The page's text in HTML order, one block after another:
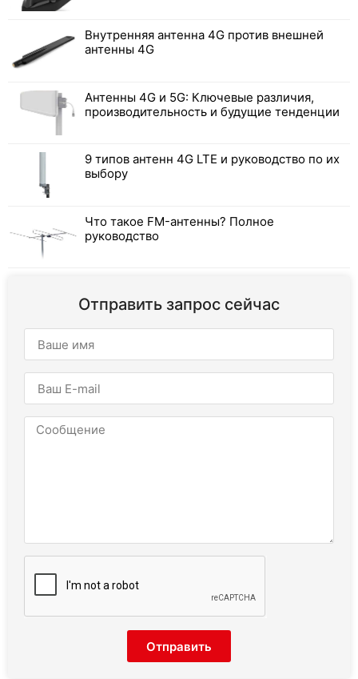
Внутренняя антенна 4G против внешней
антенны 4G
Антенны 4G и 5G: Ключевые различия,
производительность и будущие тенденции
9 типов антенн 4G LTE и руководство по их
выбору
Что такое FM-антенны? Полное
руководство
Отправить запрос сейчас
Отправить